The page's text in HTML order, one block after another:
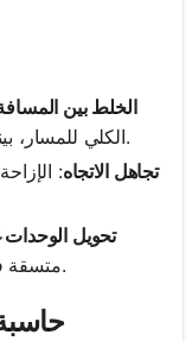
الخلط بين
الكلي للمسار، بينما الإزاحة هي أقصر مسار بين نقطتين.
تجاهل الاتجاه:
تحويل
متسقة في جميع أنحاء الحساب لتجنب الأخطاء.